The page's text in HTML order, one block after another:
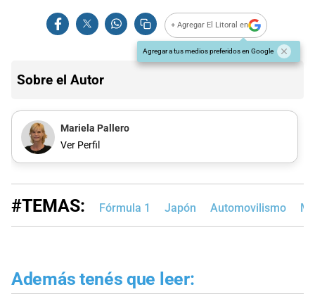
+ Agregar El Litoral en
Agregar a tus medios preferidos en Google
Sobre el Autor
Mariela Pallero
Ver Perfil
#TEMAS: Fórmula 1 Japón Automovilismo
Además tenés que leer: